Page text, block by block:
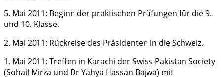
5. Mai 2011: Beginn der praktischen Prüfungen für die 9.
und 10. Klasse.
2. Mai 2011: Rückreise des Präsidenten in die Schweiz.
1. Mai 2011: Treffen in Karachi der Swiss-Pakistan Society
(Sohail Mirza und Dr Yahya Hassan Bajwa) mit